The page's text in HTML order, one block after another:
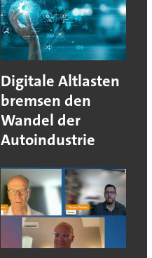
Digitale Altlasten
bremsen den
Wandel der
Autoindustrie